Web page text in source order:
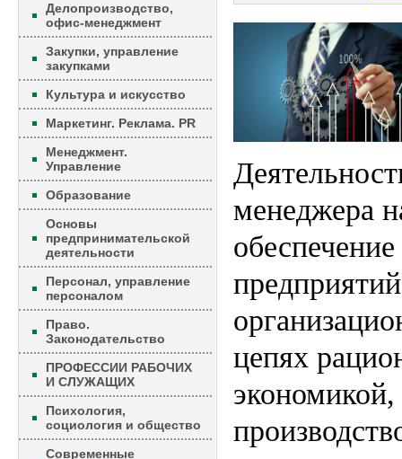
Делопроизводство,
офис-менеджмент
Закупки, управление
закупками
Культура и искусство
Маркетинг. Реклама. PR
Менеджмент.
Управление
Образование
Основы
предпринимательской
деятельности
Персонал, управление
персоналом
Право.
Законодательство
ПРОФЕССИИ РАБОЧИХ
И СЛУЖАЩИХ
Психология,
социология и общество
Современные
менеджера
цепях